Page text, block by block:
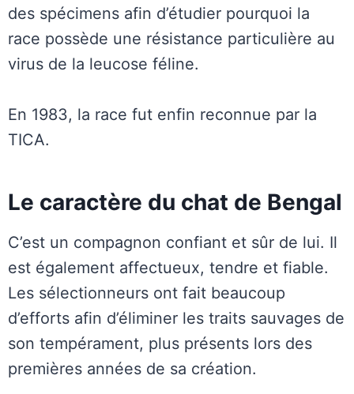
des spécimens afin d’étudier pourquoi la
race possède une résistance particulière au
virus de la leucose féline.
En 1983, la race fut enfin reconnue par la
TICA.
Le caractère du chat de Bengal
C’est un compagnon confiant et sûr de lui. Il
est également affectueux, tendre et fiable.
Les sélectionneurs ont fait beaucoup
d’efforts afin d’éliminer les traits sauvages de
son tempérament, plus présents lors des
premières années de sa création.